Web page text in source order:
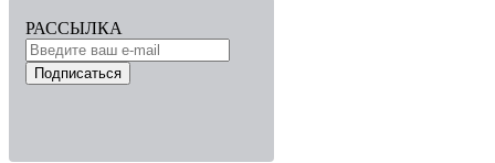
РАССЫЛКА
Подписаться